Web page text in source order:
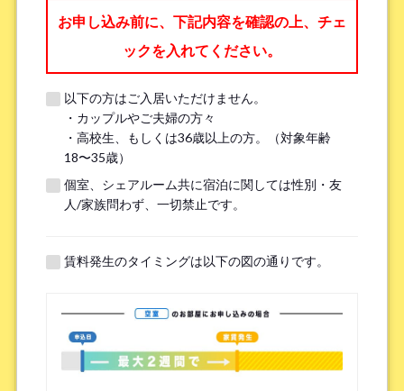
*
勤務先名、学校名 *
※無職の方は無しとご記入ください
提携機関 ※以下の提携機関に所属されている方はお選び下さい。
ボーダレスハウスを知ったきっかけ *
お申し込み前に、下記内容を確認の上、チェ
ックを入れてください。
以下の方はご入居いただけません。
・カップルやご夫婦の方々
・高校生、もしくは36歳以上の方。（対象年齢
18〜35歳）
個室、シェアルーム共に宿泊に関しては性別・友
人/家族問わず、一切禁止です。
賃料発生のタイミングは以下の図の通りです。